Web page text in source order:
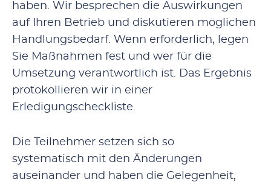
haben. Wir besprechen die Auswirkungen
auf Ihren Betrieb und diskutieren möglichen
Handlungsbedarf. Wenn erforderlich, legen
Sie Maßnahmen fest und wer für die
Umsetzung verantwortlich ist. Das Ergebnis
protokollieren wir in einer
Erledigungscheckliste.
Die Teilnehmer setzen sich so
systematisch mit den Änderungen
auseinander und haben die Gelegenheit,